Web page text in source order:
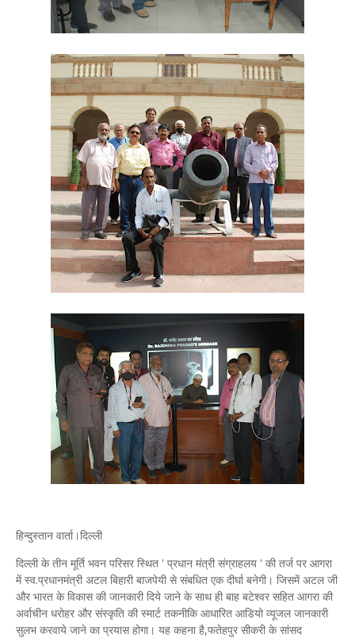
हिन्दुस्तान वार्ता।दिल्ली
दिल्ली के तीन मूर्ति भवन परिसर स्‍थित ' प्रधान मंत्री संग्राहलय ' की तर्ज पर आगरा
में स्‍व.प्रधानमंत्री अटल बिहारी बाजपेयी से संबधित एक दीर्घा बनेगी। जिसमें अटल जी
और भारत के विकास की जानकारी दिये जाने के साथ ही बाह बटेश्‍वर सहित आगरा की
अर्वाचीन धरोहर और संस्‍कृति की स्‍मार्ट तकनीकि आधारित आडियो व्‍यूजल जानकारी
सुलभ करवाये जाने का प्रयास होगा। यह कहना है,फतेहपुर सीकरी के सांसद